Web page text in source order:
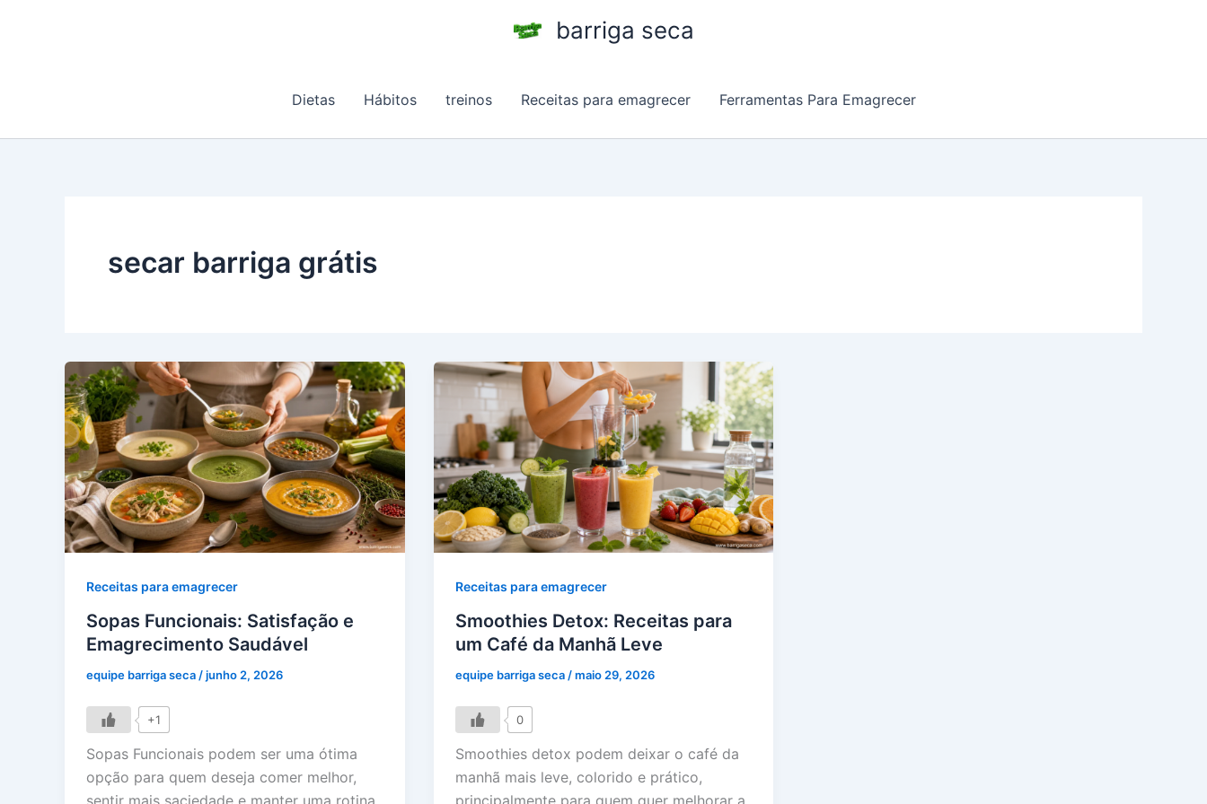
barriga seca
Dietas Hábitos treinos Receitas para emagrecer Ferramentas Para Emagrecer
secar barriga grátis
Receitas para emagrecer
Sopas Funcionais: Satisfação e
Emagrecimento Saudável
equipe barriga seca /junho 2, 2026
+1
Sopas Funcionais podem ser uma ótima
opção para quem deseja comer melhor,
Receitas para emagrecer
Smoothies Detox: Receitas para
um Café da Manhã Leve
equipe barriga seca /maio 29, 2026
0
Smoothies detox podem deixar o café da
manhã mais leve, colorido e prático,